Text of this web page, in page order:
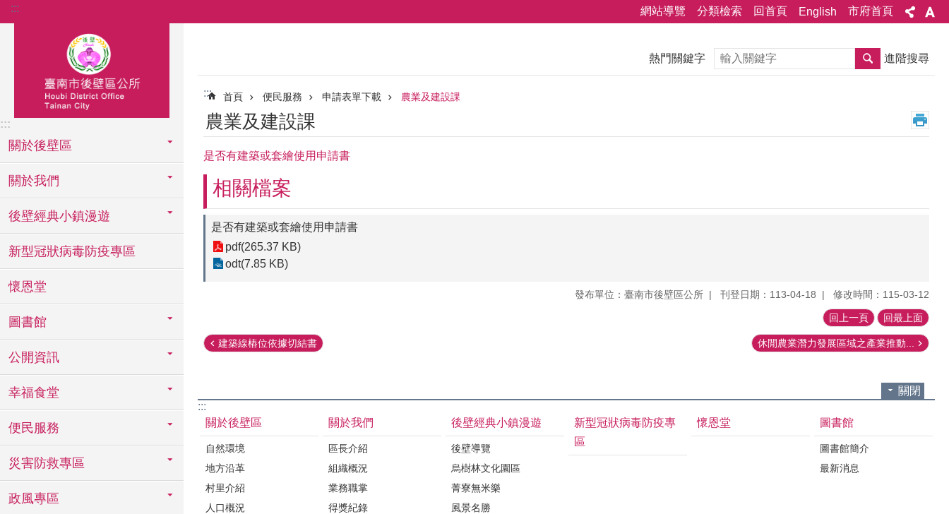
跳到主要內容區塊
::: 網站導覽 分類檢索 回首頁 English 市府首頁
:::
關於後壁區
關於我們
後壁經典小鎮漫遊
新型冠狀病毒防疫專區
懷恩堂
圖書館
公開資訊
幸福食堂
便民服務
災害防救專區
政風專區
熱門關鍵字 搜尋 進階搜尋
::: 首頁 便民服務 申請表單下載 農業及建設課
農業及建設課
是否有建築或套繪使用申請書
相關檔案
是否有建築或套繪使用申請書
pdf(265.37 KB)
odt(7.85 KB)
發布單位：臺南市後壁區公所 刊登日期：113-04-18 修改時間：115-03-12
回上一頁 回最上面
建築線樁位依據切結書 休閒農業潛力發展區域之產業推動...
關閉
:::
關於後壁區
自然環境
地方沿革
村里介紹
人口概況
關於我們
區長介紹
組織概況
業務職掌
得獎紀錄
後壁經典小鎮漫遊
後壁導覽
烏樹林文化園區
菁寮無米樂
風景名勝
新型冠狀病毒防疫專
區
懷恩堂 圖書館
圖書館簡介
最新消息